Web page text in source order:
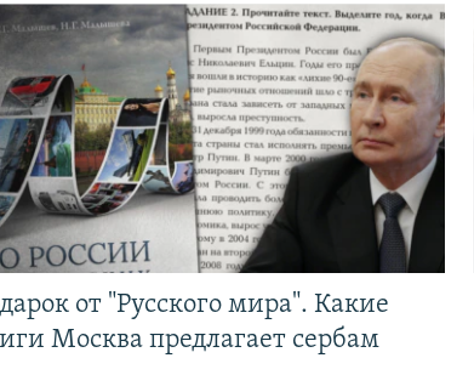
от "Русского мира". Какие
Москва предлагает сербам